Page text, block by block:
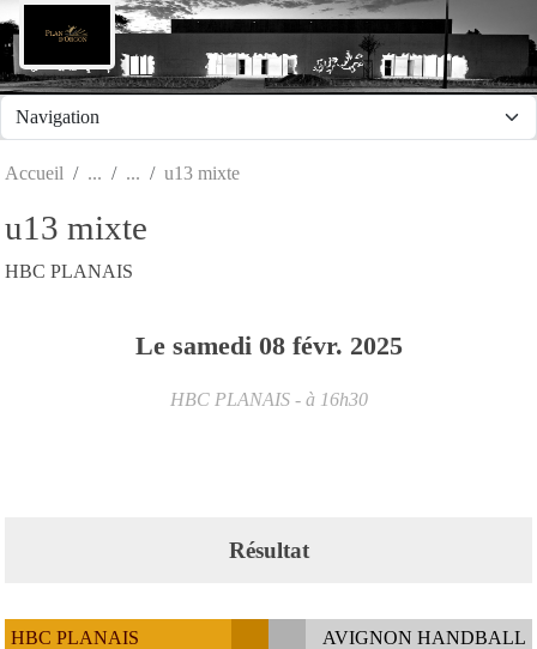
Accueil u13 mixte
u13 mixte
HBC PLANAIS
Le samedi 08 févr. 2025
HBC PLANAIS - à 16h30
Résultat
HBC PLANAIS
AVIGNON HANDBALL
Panneau de gestion des cookies